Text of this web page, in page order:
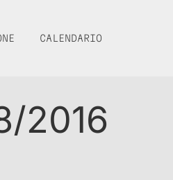
CALENDARIO
2016